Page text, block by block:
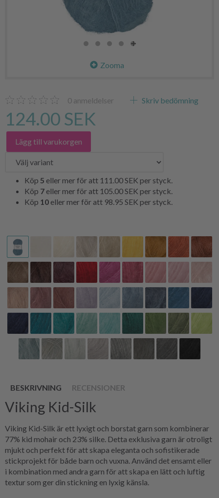
Zooma
0 anmeldelser Skriv bedömning
124.00 SEK
Lägg till varukorgen
Köp 5 eller mer för att 111.00 SEK per styck.
Köp 7 eller mer för att 105.00 SEK per styck.
Köp 10 eller mer för att 98.95 SEK per styck.
BESKRIVNING RECENSIONER
Viking Kid-Silk
Viking Kid-Silk är ett lyxigt och borstat garn som kombinerar
77% kid mohair och 23% silke. Detta exklusiva garn är otroligt
mjukt och perfekt för att skapa eleganta och sofistikerade
stickprojekt för både barn och vuxna. Använd det ensamt eller
i kombination med andra garn för att skapa en lätt och luftig
textur som ger din stickning en lyxig känsla.